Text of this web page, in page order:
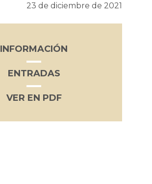
23 de diciembre de 2021
INFORMACIÓN
ENTRADAS
VER EN PDF